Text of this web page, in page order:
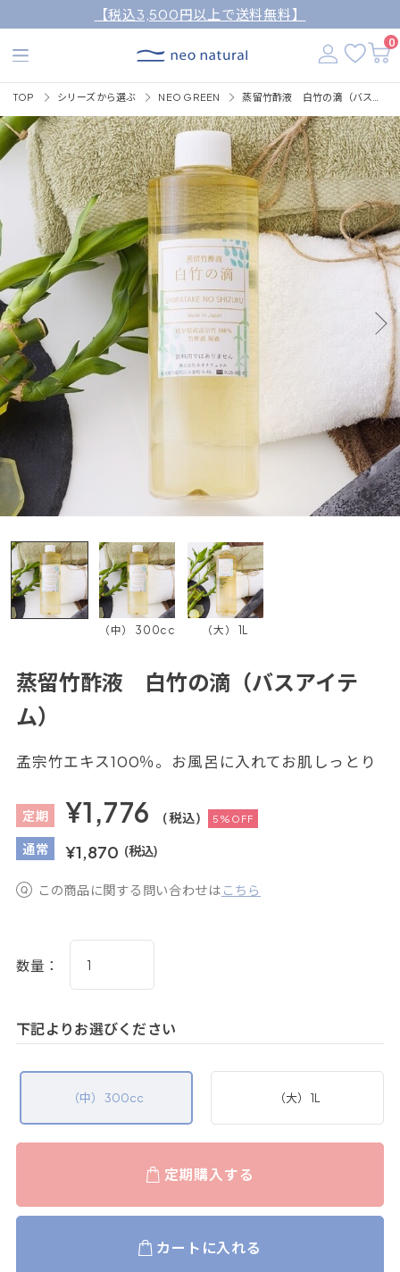
【税込3,500円以上で送料無料】
0
TOP シリーズから選ぶ NEO GREEN
（中） 300cc （大） 1L
蒸留竹酢液 白竹の滴（バスアイテ
ム）
孟宗竹エキス100％。お風呂に入れてお肌しっとり
定期 ¥1,776 (税込) 5%OFF
通常 ¥1,870 (税込)
この商品に関する問い合わせは こちら
数量：
下記よりお選びください
（中） 300cc （大） 1L
定期購入する
カートに入れる